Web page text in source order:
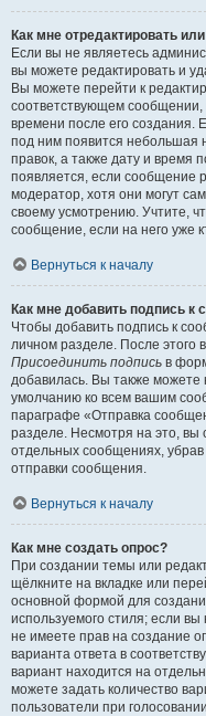
Как мне отредактировать
Если вы не являетесь
вы можете редактировать и
Вы можете перейти к
соответствующем сообщении,
времени после его создания.
под ним появится небольшая
правок, а также дату и время
появляется, если сообщение
модератор, хотя они могут
своему усмотрению. Учтите,
сообщение, если на него уже
Вернуться к началу
Как мне добавить подпись
Чтобы добавить подпись к
личном разделе. После этого
Присоединить подпись в
добавилась. Вы также можете
умолчанию ко всем вашим
параграфе «Отправка
разделе. Несмотря на это, вы
отдельных сообщениях,
отправки сообщения.
Вернуться к началу
Как мне создать опрос?
При создании темы или
щёлкните на вкладке или
основной формой для
используемого стиля; если
не имеете прав на создание
варианта ответа в
вариант находится на
можете задать количество
пользователи при